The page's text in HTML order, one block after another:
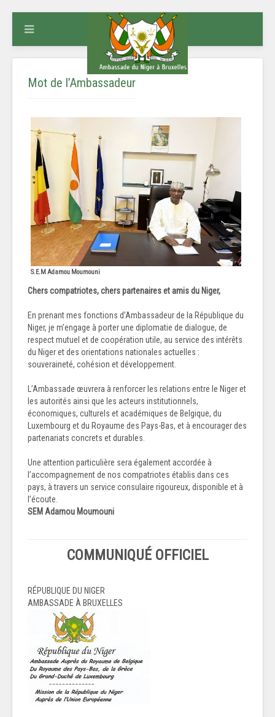
Mot de l’Ambassadeur
S.E.M Adamou Moumouni
Chers compatriotes, chers partenaires et amis du Niger,
En prenant mes fonctions d’Ambassadeur de la République du
Niger, je m’engage à porter une diplomatie de dialogue, de
respect mutuel et de coopération utile, au service des intérêts
du Niger et des orientations nationales actuelles :
souveraineté, cohésion et développement.
L’Ambassade œuvrera à renforcer les relations entre le Niger et
les autorités ainsi que les acteurs institutionnels,
économiques, culturels et académiques de Belgique, du
Luxembourg et du Royaume des Pays-Bas, et à encourager des
partenariats concrets et durables.
Une attention particulière sera également accordée à
l’accompagnement de nos compatriotes établis dans ces
pays, à travers un service consulaire rigoureux, disponible et à
l’écoute.
SEM Adamou Moumouni
COMMUNIQUÉ OFFICIEL
RÉPUBLIQUE DU NIGER
AMBASSADE À BRUXELLES